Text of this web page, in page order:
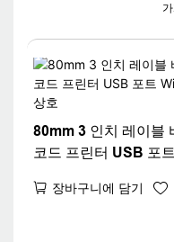
80mm 3 인치 레이블
코드 프린터 USB 포트
장바구니에 담기